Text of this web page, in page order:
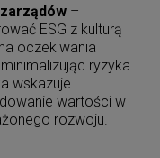
–
ESG z kulturą
oczekiwania
ryzyka
wskazuje
wartości w
rozwoju.